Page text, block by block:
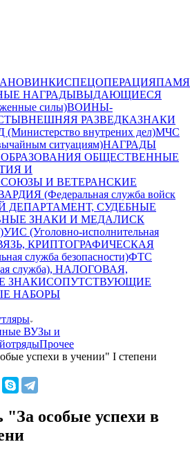
НОВИНКИСПЕЦОПЕРАЦИЯ
НАГРАДЫВЫДАЮЩИЕСЯ
силы)ВОИНЫ-
ВНЕШНЯЯ РАЗВЕДКАЗНАКИ
внутрених дел)МЧС
ситуациям)НАГРАДЫ
ОБЩЕСТВЕННЫЕ
И
И ВЕТЕРАНСКИЕ
(Федеральная служба войск
ДЕПАРТАМЕНТ, СУДЕБНЫЕ
ЗНАКИ И МЕДАЛИСК
УИС (Уголовно-исполнительная
КРИПТОГРАФИЧЕСКАЯ
служба безопасности)ФТС
служба), НАЛОГОВАЯ,
ЗНАКИСОПУТСТВУЮЩИЕ
НАБОРЫ
ВУЗы и
Прочее
успехи в учении" I степени
"За особые успехи в